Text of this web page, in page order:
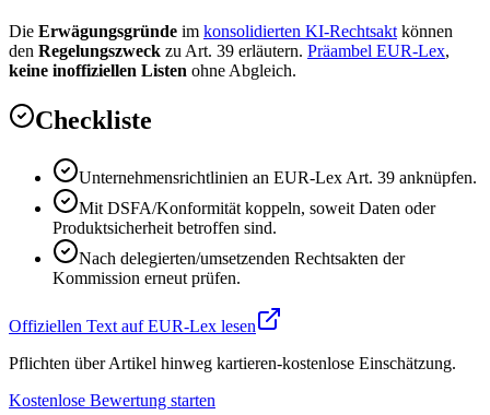
Die Erwägungsgründe im konsolidierten KI-Rechtsakt können
den Regelungszweck zu Art. 39 erläutern. Präambel EUR-Lex,
keine inoffiziellen Listen ohne Abgleich.
Checkliste
Unternehmensrichtlinien an EUR-Lex Art. 39 anknüpfen.
Mit DSFA/Konformität koppeln, soweit Daten oder
Produktsicherheit betroffen sind.
Nach delegierten/umsetzenden Rechtsakten der
Kommission erneut prüfen.
Offiziellen Text auf EUR-Lex lesen
Pflichten über Artikel hinweg kartieren-kostenlose Einschätzung.
Kostenlose Bewertung starten